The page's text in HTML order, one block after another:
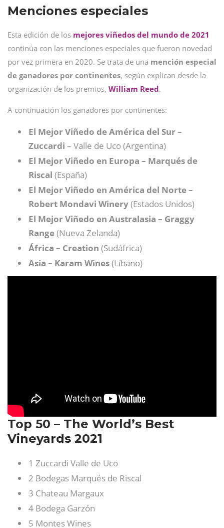
Menciones especiales
Esta edición de los mejores viñedos del mundo de 2021
continúa con las menciones especiales que fueron novedad
por vez primera en 2020. Se trata de una mención especial
de ganadores por continentes, según explican desde la
organización de los premios, William Reed.
A continuación los ganadores por continentes:
El Mejor Viñedo de América del Sur –
Zuccardi – Valle de Uco (Argentina)
El Mejor Viñedo en Europa – Marqués de
Riscal (España)
El Mejor Viñedo en América del Norte –
Robert Mondavi Winery(Estados Unidos)
El Mejor Viñedo en Australasia – Graggy
Range(Nueva Zelanda)
África – Creation (Sudáfrica)
Asia – Karam Wines(Líbano)
Top 50 – The World’s Best
Vineyards 2021
1 Zuccardi Valle de Uco
2 Bodegas Marqués de Riscal
3 Chateau Margaux
4 Bodega Garzón
5 Montes Wines